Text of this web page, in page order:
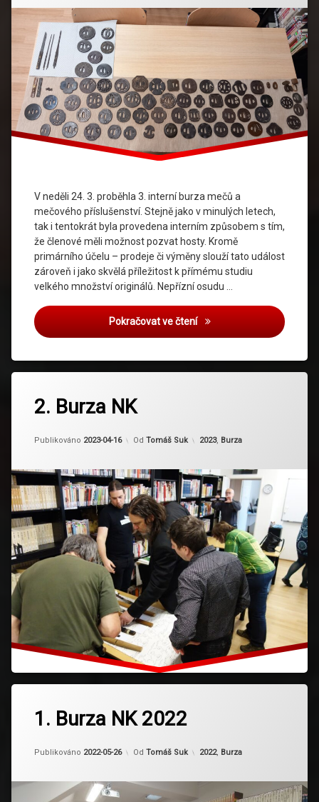
V neděli 24. 3. proběhla 3. interní burza mečů a
mečového příslušenství. Stejně jako v minulých letech,
tak i tentokrát byla provedena interním způsobem s tím,
že členové měli možnost pozvat hosty. Kromě
primárního účelu – prodeje či výměny slouží tato událost
zároveň i jako skvělá příležitost k přímému studiu
velkého množství originálů. Nepřízní osudu …
Pokračovat ve čtení3. Burza NK 2024
2. Burza NK
Publikováno 2023-04-16
Aktualizováno 2024-02-23
Od Tomáš Suk Kategorie:
2023, Burza
1. Burza NK 2022
Publikováno 2022-05-26
Aktualizováno 2024-03-13
Od Tomáš Suk Kategorie:
2022, Burza